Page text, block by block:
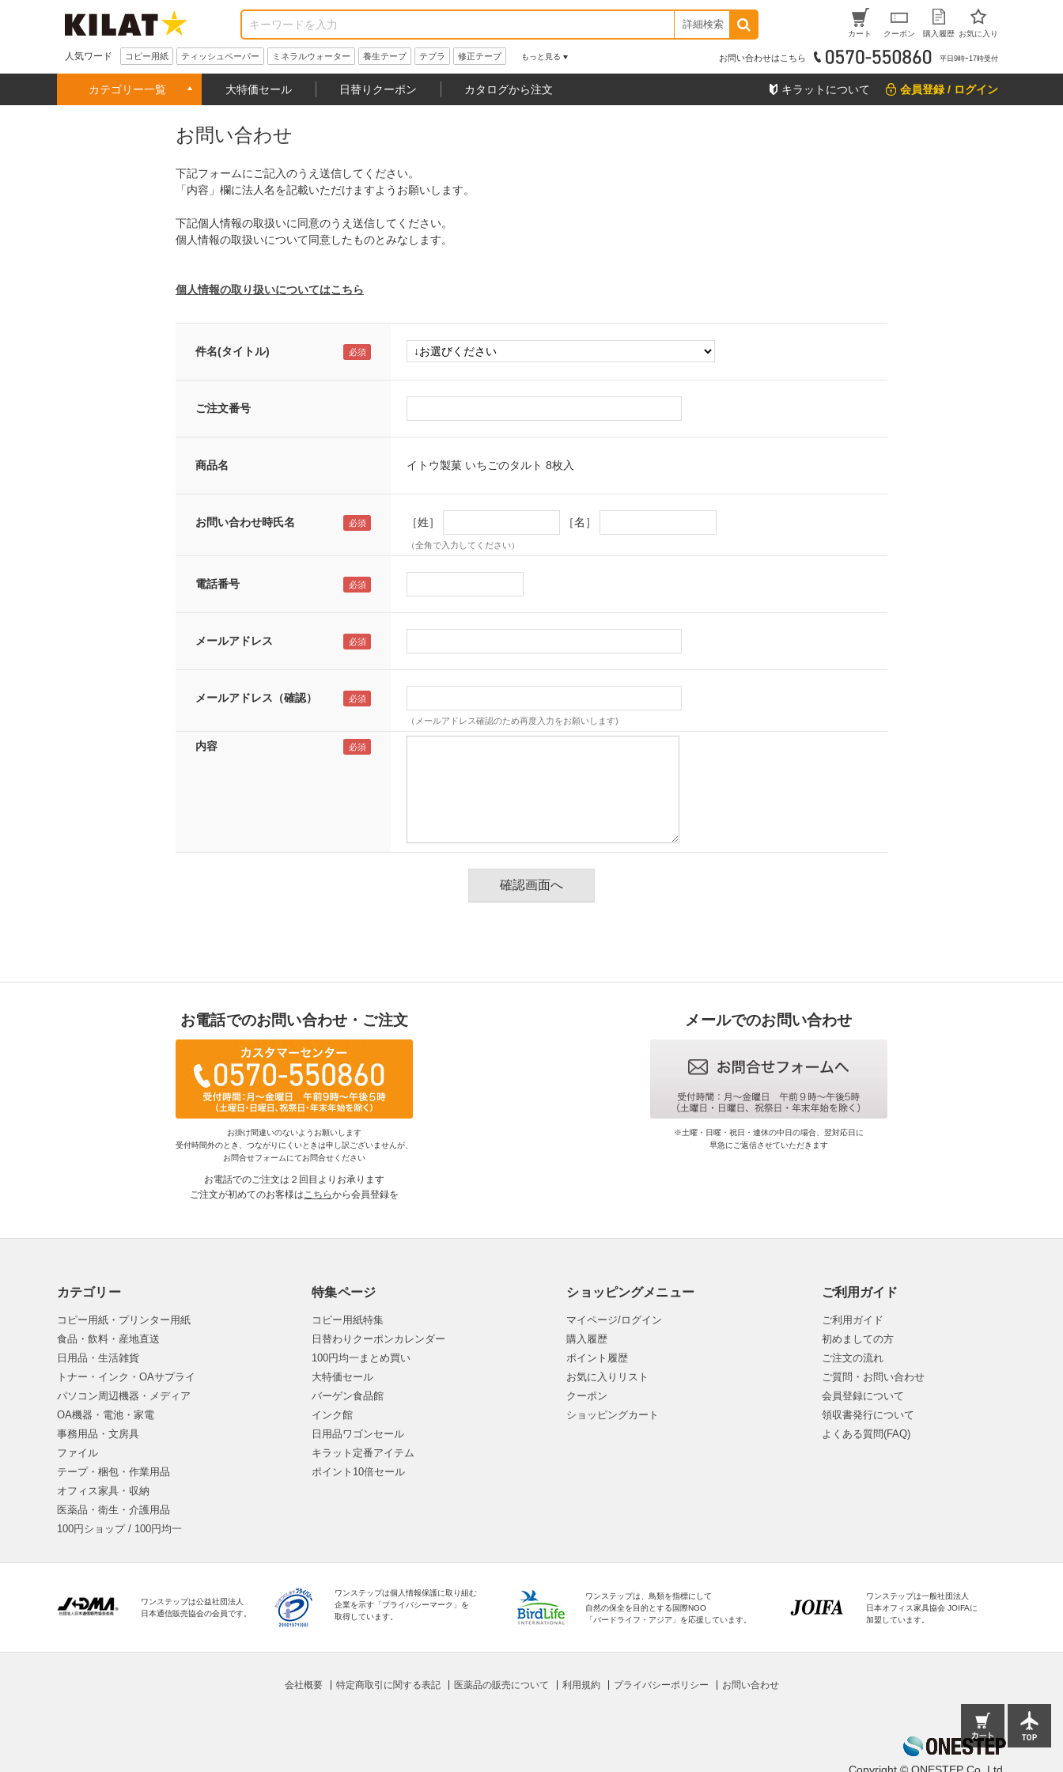
詳細検索
カート クーポン 購入履歴 お気に入り
人気ワード コピー用紙 ティッシュペーパー ミネラルウォーター 養生テープ テプラ 修正テープ もっと見る お問い合わせはこちら 平日9時ｰ17時受付
カテゴリー一覧 大特価セール 日替りクーポン カタログから注文 キラットについて 会員登録 / ログイン
お問い合わせ
下記フォームにご記入のうえ送信してください。
「内容」欄に法人名を記載いただけますようお願いします。
下記個人情報の取扱いに同意のうえ送信してください。
個人情報の取扱いについて同意したものとみなします。
個人情報の取り扱いについてはこちら
件名(タイトル)
ご注文番号
商品名 イトウ製菓 いちごのタルト 8枚入
お問い合わせ時氏名 ［姓］ ［名］
（全角で入力してください）
電話番号
メールアドレス
メールアドレス（確認）
（メールアドレス確認のため再度入力をお願いします)
内容
お電話でのお問い合わせ・ご注文
お掛け間違いのないようお願いします
受付時間外のとき、つながりにくいときは申し訳ございませんが、
お問合せフォームにてお問合せください
お電話でのご注文は２回目よりお承ります
ご注文が初めてのお客様はこちらから会員登録を
メールでのお問い合わせ
※土曜・日曜・祝日・連休の中日の場合、翌対応日に
早急にご返信させていただきます
カテゴリー
コピー用紙・プリンター用紙
食品・飲料・産地直送
日用品・生活雑貨
トナー・インク・OAサプライ
パソコン周辺機器・メディア
OA機器・電池・家電
事務用品・文房具
ファイル
テープ・梱包・作業用品
オフィス家具・収納
医薬品・衛生・介護用品
100円ショップ / 100円均一
特集ページ
コピー用紙特集
日替わりクーポンカレンダー
100円均一まとめ買い
大特価セール
バーゲン食品館
インク館
日用品ワゴンセール
キラット定番アイテム
ポイント10倍セール
ショッピングメニュー
マイページ/ログイン
購入履歴
ポイント履歴
お気に入りリスト
クーポン
ショッピングカート
ご利用ガイド
ご利用ガイド
初めましての方
ご注文の流れ
ご質問・お問い合わせ
会員登録について
領収書発行について
よくある質問(FAQ)
ワンステップは公益社団法人
日本通信販売協会の会員です。
ワンステップは個人情報保護に取り組む
企業を示す「プライバシーマーク」を
取得しています。
ワンステップは、鳥類を指標にして
自然の保全を目的とする国際NGO
「バードライフ・アジア」を応援しています。
ワンステップは一般社団法人
日本オフィス家具協会 JOIFAに
加盟しています。
会社概要 特定商取引に関する表記 医薬品の販売について 利用規約 プライバシーポリシー お問い合わせ